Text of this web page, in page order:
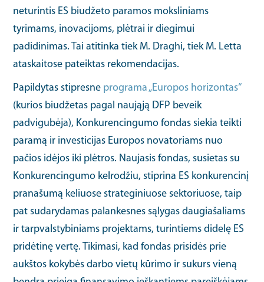
neturintis ES biudžeto paramos moksliniams
tyrimams, inovacijoms, plėtrai ir diegimui
padidinimas. Tai atitinka tiek M. Draghi, tiek M. Letta
ataskaitose pateiktas rekomendacijas.
Papildytas stipresne programa „Europos horizontas“
(kurios biudžetas pagal naująją DFP beveik
padvigubėja), Konkurencingumo fondas siekia teikti
paramą ir investicijas Europos novatoriams nuo
pačios idėjos iki plėtros. Naujasis fondas, susietas su
Konkurencingumo kelrodžiu, stiprina ES konkurencinį
pranašumą keliuose strateginiuose sektoriuose, taip
pat sudarydamas palankesnes sąlygas daugiašaliams
ir tarpvalstybiniams projektams, turintiems didelę ES
pridėtinę vertę. Tikimasi, kad fondas prisidės prie
aukštos kokybės darbo vietų kūrimo ir sukurs vieną